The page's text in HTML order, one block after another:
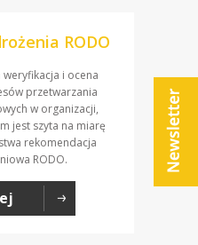
RODO
i ocena
przetwarzania
w organizacji,
jest szyta na miarę
rekomendacja
RODO.